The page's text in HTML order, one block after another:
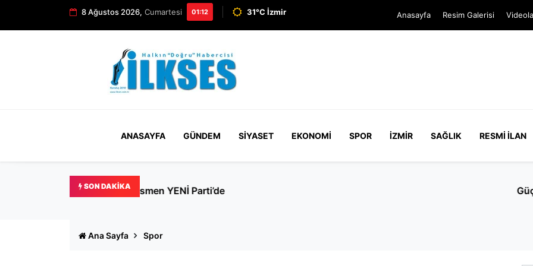
8 Ağustos 2026, Cumartesi 01:12 31°C İzmir Anasayfa Resim Galerisi
ANASAYFA GÜNDEM SIYASET EKONOMI SPOR İZMIR SAĞLIK RESMI İLAN
SON DAKIKA Güç: Büyükşehir'de gönlü CHP'de kalan meclis üyesi yok
Ana Sayfa Spor